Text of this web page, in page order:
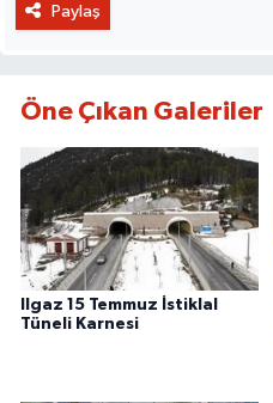
Paylaş
Öne Çıkan Galeriler
Ilgaz 15 Temmuz İstiklal
Tüneli Karnesi